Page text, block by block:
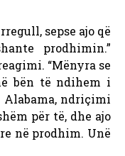
sepse ajo që
prodhimin.”
“Mënyra se
bën të ndihem i
Alabama, ndriçimi
për të, dhe ajo
në prodhim. Unë